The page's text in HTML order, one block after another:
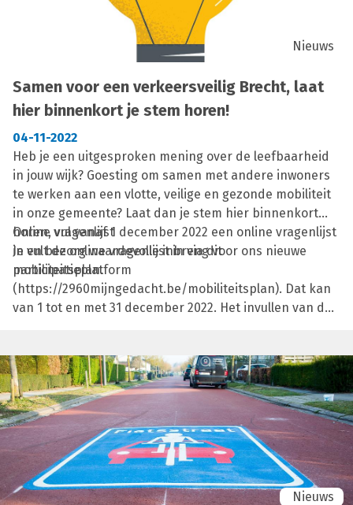
Nieuws
Samen voor een verkeersveilig Brecht, laat
hier binnenkort je stem horen!
04-11-2022
Heb je een uitgesproken mening over de leefbaarheid
in jouw wijk? Goesting om samen met andere inwoners
te werken aan een vlotte, veilige en gezonde mobiliteit
in onze gemeente? Laat dan je stem hier binnenkort
horen, vul vanaf 1 december 2022 een online vragenlijst
in en bezorg waardevolle inbreng voor ons nieuwe
mobiliteitsplan.
Online vragenlijst
Je vult de online vragenlijst in via dit
participatieplatform
(https://2960mijngedacht.be/mobiliteitsplan). Dat kan
van 1 tot en met 31 december 2022. Het invullen van de
gevaarlijke punten in Brecht en over jouw ideeën om de
verkeersveiligheid en leefbaarheid in de gemeente te
verhogen.
Nieuws